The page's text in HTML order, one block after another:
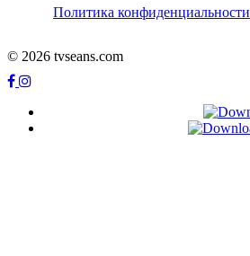
Политика конфиденциальности
© 2026 tvseans.com